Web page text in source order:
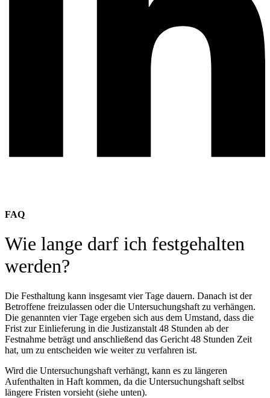
FAQ
Wie lange darf ich festgehalten
werden?
Die Festhaltung kann insgesamt vier Tage dauern. Danach ist der
Betroffene freizulassen oder die Untersuchungshaft zu verhängen.
Die genannten vier Tage ergeben sich aus dem Umstand, dass die
Frist zur Einlieferung in die Justizanstalt 48 Stunden ab der
Festnahme beträgt und anschließend das Gericht 48 Stunden Zeit
hat, um zu entscheiden wie weiter zu verfahren ist.
Wird die Untersuchungshaft verhängt, kann es zu längeren
Aufenthalten in Haft kommen, da die Untersuchungshaft selbst
längere Fristen vorsieht (siehe unten).